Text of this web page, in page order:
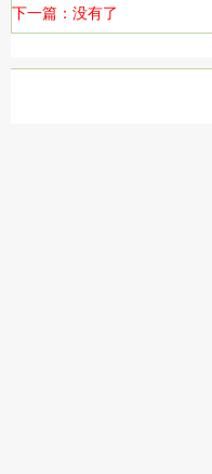
下一篇：没有了